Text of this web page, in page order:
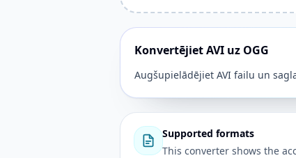
Konvertējiet AVI uz OGG
Augšupielādējiet AVI failu un
Supported formats
This converter shows the